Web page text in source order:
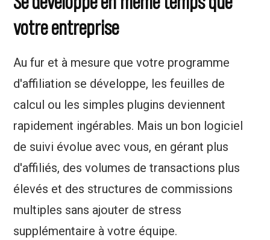
votre entreprise
Au fur et à mesure que votre programme
d'affiliation se développe, les feuilles de
calcul ou les simples plugins deviennent
rapidement ingérables. Mais un bon logiciel
de suivi évolue avec vous, en gérant plus
d'affiliés, des volumes de transactions plus
élevés et des structures de commissions
multiples sans ajouter de stress
supplémentaire à votre équipe.